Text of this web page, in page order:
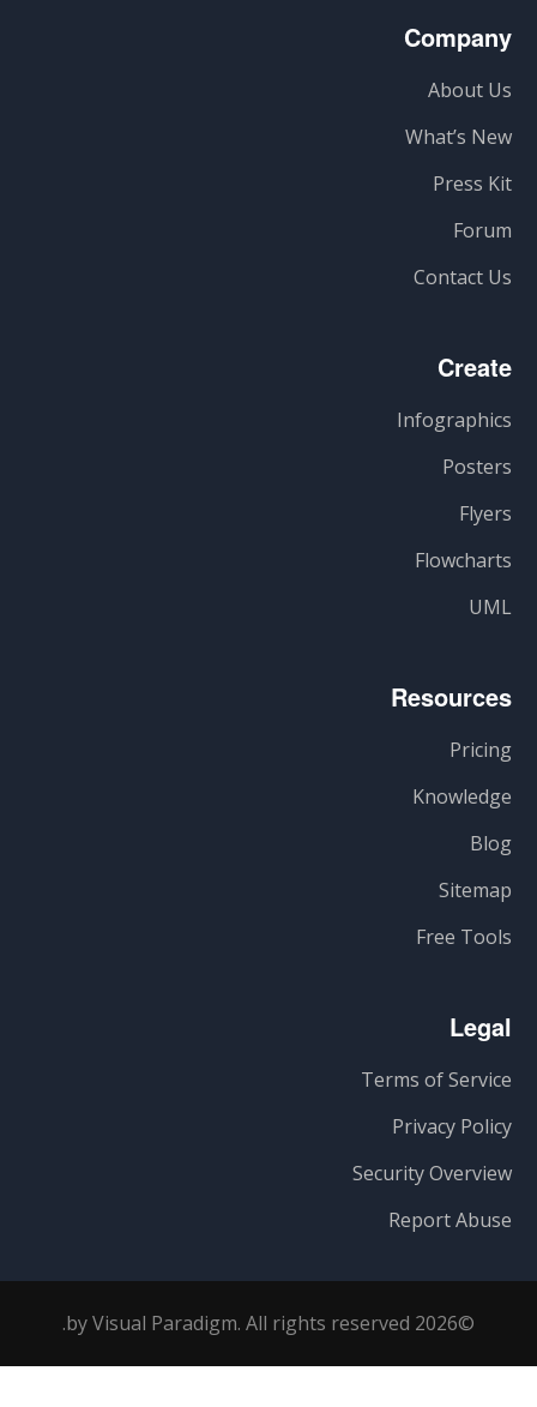
Company
About Us
What’s New
Press Kit
Forum
Contact Us
Create
Infographics
Posters
Flyers
Flowcharts
UML
Resources
Pricing
Knowledge
Blog
Sitemap
Free Tools
Legal
Terms of Service
Privacy Policy
Security Overview
Report Abuse
©2026 by Visual Paradigm. All rights reserved.